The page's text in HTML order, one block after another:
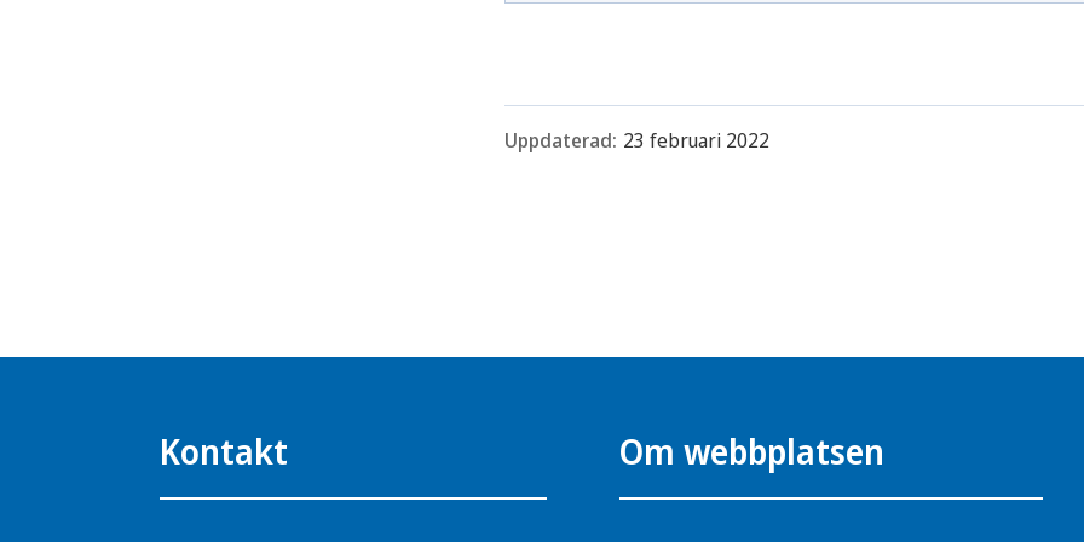
Uppdaterad: 23 februari 2022
Kontakt Om webbplatsen